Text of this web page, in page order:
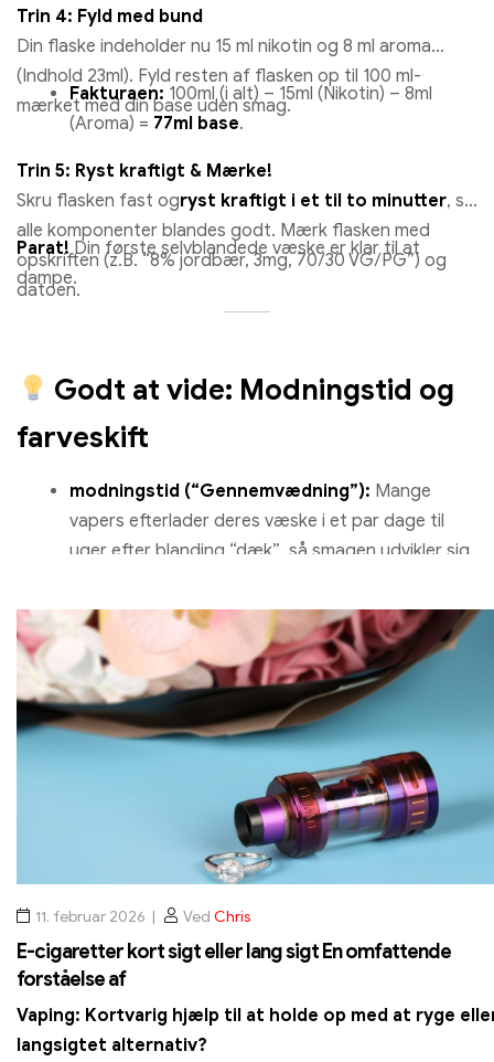
Trin 4: Fyld med bund
Din flaske indeholder nu 15 ml nikotin og 8 ml aroma
(Indhold 23ml). Fyld resten af ​​flasken op til 100 ml-
mærket med din base uden smag.
Fakturaen: 100ml (i alt) – 15ml (Nikotin) – 8ml
(Aroma) = 77ml base.
Trin 5: Ryst kraftigt & Mærke!
Skru flasken fast ogryst kraftigt i et til to minutter, så
alle komponenter blandes godt. Mærk flasken med
opskriften (z.B. “8% jordbær, 3mg, 70/30 VG/PG”) og
datoen.
Parat!Din første selvblandede væske er klar til at
dampe.
Godt at vide: Modningstid og
farveskift
modningstid (“Gennemvædning”): Mange
vapers efterlader deres væske i et par dage til
uger efter blanding “dæk”, så smagen udvikler sig
cremet smag anbefales. Med simple frugtsmag er
det ofte ikke nødvendigt. Prøv det lige efter
blanding. Hvis det ikke smager rund nok til dig, lad
det stå i en uge.
Farveændring:Hvis din væske bliver mørkere eller
brunlig med tiden, dette er helt normalt. Det er
den harmløse oxidation af nikotin, hvilket ikke
påvirker smagen negativt. Du kan fortsætte med
at dampe væsken uden bekymring.
11. februar 2026 Ved Chris
E-cigaretter kort sigt eller lang sigt En omfattende
forståelse af
Vaping: Kortvarig hjælp til at holde op med at ryge
langsigtet alternativ?